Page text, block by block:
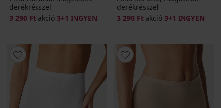
derékrésszel
3 290 Ft akció 3+1 INGYEN
derékrésszel
3 290 Ft akció 3+1 INGYEN